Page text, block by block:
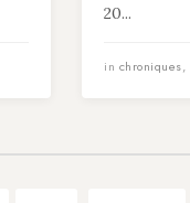
20...
in chroniques,